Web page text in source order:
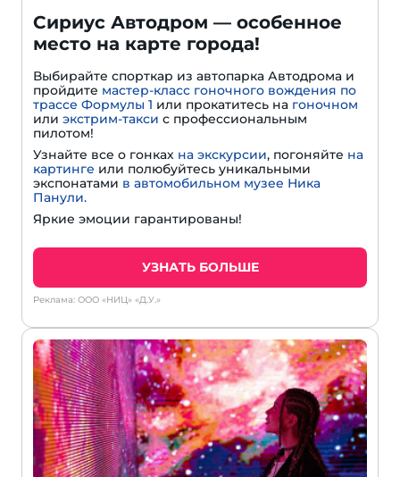
Сириус Автодром — особенное
место на карте города!
Выбирайте спорткар из автопарка Автодрома и
пройдите мастер-класс гоночного вождения по
трассе Формулы 1 или прокатитесь на гоночном
или экстрим-такси с профессиональным
пилотом!
Узнайте все о гонках на экскурсии, погоняйте на
картинге или полюбуйтесь уникальными
экспонатами в автомобильном музее Ника
Панули.
Яркие эмоции гарантированы!
УЗНАТЬ БОЛЬШЕ
Реклама: ООО «НИЦ» «Д.У.»